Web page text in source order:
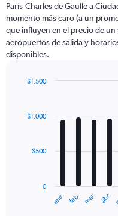
1
Y
axis
displaying
values.
to
París-Charles de Gaulle a
momento más caro (a un
que influyen en el precio de
aeropuertos de salida y
disponibles.
with
12
The
ene. feb. mar. abr.
0
$500
$1.000
$1.500